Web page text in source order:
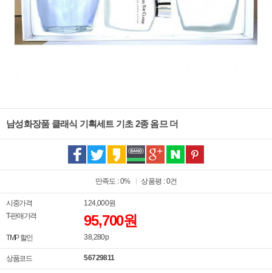
남성화장품 클래식 기획세트 기초 2종 옴므 더
만족도 : 0% 상품평 : 0건
시중가격 124,000원
T-판매가격
95,700원
TMP 할인 38,280p
상품코드 56729811